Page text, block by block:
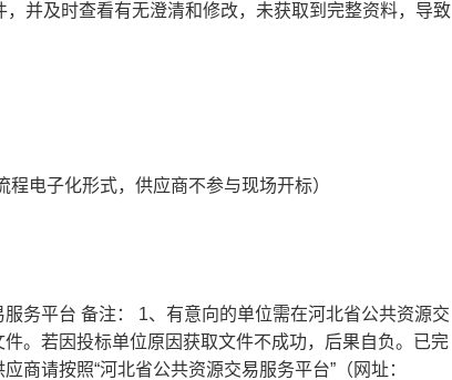
并及时查看有无澄清和修改，未获取到完整资料，导致
电子化形式，供应商不参与现场开标）
务平台 备注： 1、有意向的单位需在河北省公共资源交
。若因投标单位原因获取文件不成功，后果自负。已完
商请按照“河北省公共资源交易服务平台”（网址：